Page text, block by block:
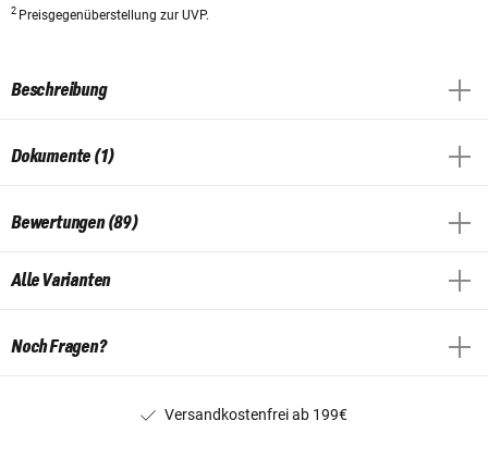
2 Preisgegenüberstellung zur UVP.
Beschreibung
Dokumente (1)
Bewertungen (89)
Alle Varianten
Noch Fragen?
Versandkostenfrei ab 199€